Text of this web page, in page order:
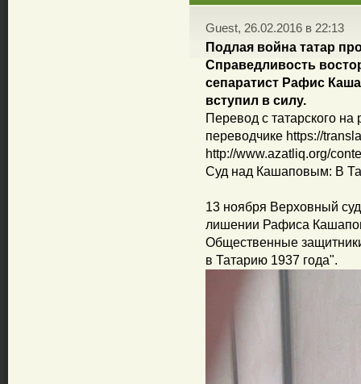
Guest, 26.02.2016 в 22:13
Подлая война татар
Справедливость
сепаратист Рафис
вступил в силу.
Перевод с татарского
переводчике https://
http://www.azatliq.org/
Суд над Кашаповым: В
13 ноября Верховный
лишении Рафиса
Общественные
в Татарию 1937 года".